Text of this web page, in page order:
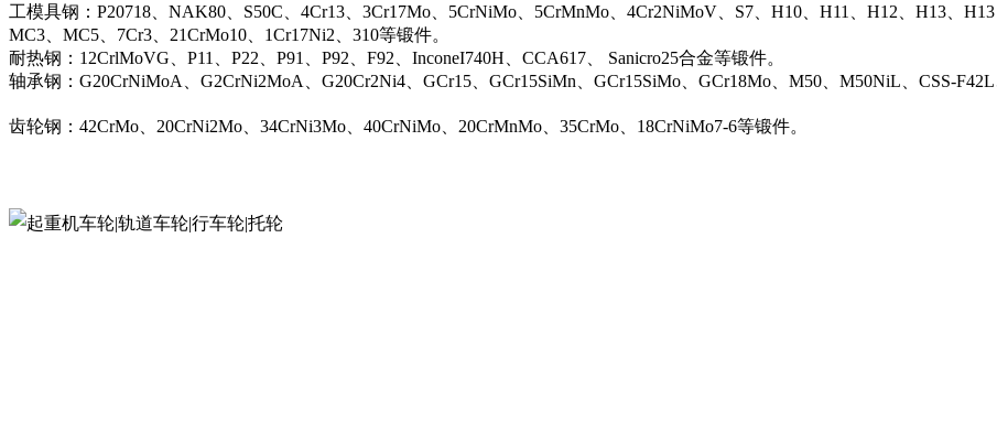
工模具钢：P20718、NAK80、S50C、4Cr13、3Cr17Mo、5CrNiMo、5CrMnMo、4Cr2NiMoV、S7、H10、H11、H12、H13、
MC3、MC5、7Cr3、21CrMo10、1Cr17Ni2、310等锻件。
耐热钢：12CrlMoVG、P11、P22、P91、P92、F92、InconeI740H、CCA617、 Sanicro25合金等锻件。
轴承钢：G20CrNiMoA、G2CrNi2MoA、G20Cr2Ni4、GCr15、GCr15SiMn、GCr15SiMo、GCr18Mo、M50、M50NiL、CSS-F42L
齿轮钢：42CrMo、20CrNi2Mo、34CrNi3Mo、40CrNiMo、20CrMnMo、35CrMo、18CrNiMo7-6等锻件。